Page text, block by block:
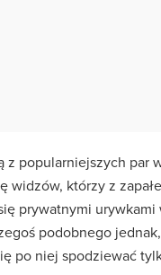
z popularniejszych par
widzów, którzy z
prywatnymi
podobnego
po niej spodziewać